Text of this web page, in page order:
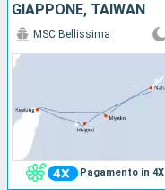
GIAPPONE, TAIWAN
Pagamento in 4X
MSC Bellissima